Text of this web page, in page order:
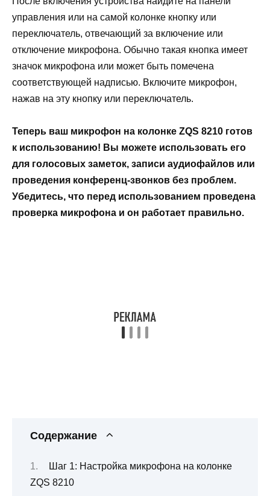
управления или на самой колонке кнопку или
переключатель, отвечающий за включение или
отключение микрофона. Обычно такая кнопка имеет
значок микрофона или может быть помечена
соответствующей надписью. Включите микрофон,
нажав на эту кнопку или переключатель.
Теперь ваш микрофон на колонке ZQS 8210 готов
к использованию! Вы можете использовать его
для голосовых заметок, записи аудиофайлов или
проведения конференц-звонков без проблем.
Убедитесь, что перед использованием проведена
проверка микрофона и он работает правильно.
Содержание
Шаг 1: Настройка микрофона на колонке
ZQS 8210